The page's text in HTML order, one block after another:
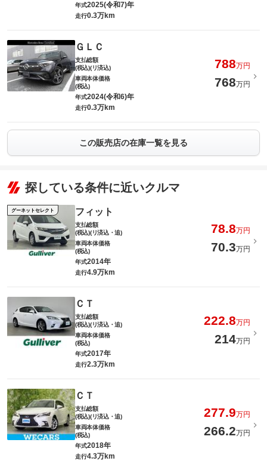
年式2025(令和7)年
走行0.3万km
ＧＬＣ
支払総額
(税込)(リ済込)
788万円
車両本体価格
(税込)
768万円
年式2024(令和6)年
走行0.3万km
この販売店の在庫一覧を見る
探している条件に近いクルマ
グーネットセレクト フィット
支払総額
(税込)(リ済込・追)
78.8万円
車両本体価格
(税込)
70.3万円
年式2014年
走行4.9万km
ＣＴ
支払総額
(税込)(リ済込・追)
222.8万円
車両本体価格
(税込)
214万円
年式2017年
走行2.3万km
ＣＴ
支払総額
(税込)(リ済込・追)
277.9万円
車両本体価格
(税込)
266.2万円
年式2018年
走行4.3万km